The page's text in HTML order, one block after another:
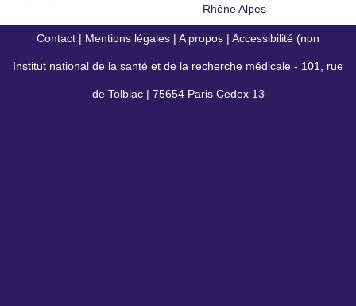
Rhône Alpes
Contact | Mentions légales | A propos | Accessibilité (non
conforme)
Institut national de la santé et de la recherche médicale - 101, rue
de Tolbiac | 75654 Paris Cedex 13